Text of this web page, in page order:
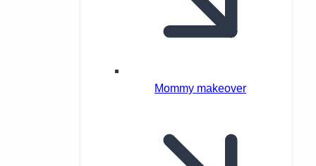
Mommy makeover